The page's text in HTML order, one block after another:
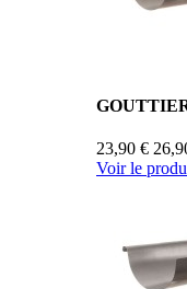
23,90 €
Voir le